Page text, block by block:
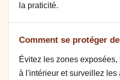
la praticité.
Comment se protéger
Évitez les zones
à l'intérieur et surveillez les